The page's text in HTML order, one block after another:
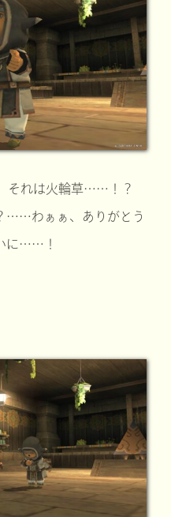
それは火輪草……！？
……わぁぁ、ありがとう
に……！